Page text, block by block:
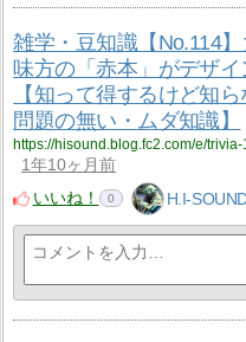
雑学・豆知識【No.114
味方の「赤本」がデザイ
【知って得するけど知
問題の無い・ムダ知識】
https://hisound.blog.fc2.com/e/trivia-
1年10ヶ月前
いいね！
0 H.I-